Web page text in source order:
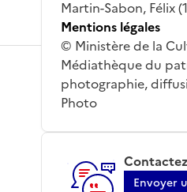
Martin-Sabon, Félix
Mentions légales
© Ministère de la
Médiathèque du
photographie,
Photo
Envoyer